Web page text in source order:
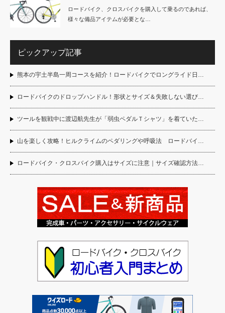
ロードバイク、クロスバイクを購入して乗るのであれば、
様々な備品アイテムが必要とな…
ピックアップ記事
熊本の宇土半島一周コースを紹介！ロードバイクでロングライド日…
ロードバイクのドロップハンドル！形状とサイズ＆失敗しない選び…
ツールを観戦中に渡辺航先生が「弱虫ペダルＴシャツ」を着ていた…
山を楽しく攻略！ヒルクライムのペダリングや呼吸法 ロードバイ…
ロードバイク・クロスバイク購入はサイズに注意｜サイズ確認方法…